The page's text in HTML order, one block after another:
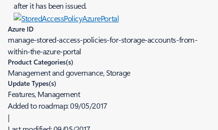
after it has been issued.
Azure ID
manage-stored-access-policies-for-storage-accounts-from-
within-the-azure-portal
Product Categories(s)
Management and governance, Storage
Update Types(s)
Features, Management
Added to roadmap:09/05/2017
|